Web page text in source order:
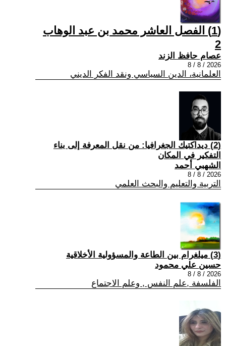
(1) الفصل العاشر محمد بن عبد الوهاب
2
عصام حافظ الزند
2026 / 8 / 8
العلمانية، الدين السياسي ونقد الفكر الديني
(2) ديداكتيك الجغرافيا: من نقل المعرفة إلى بناء
التفكير في المكان
الشهبي أحمد
2026 / 8 / 8
التربية والتعليم والبحث العلمي
(3) ميلغرام بين الطاعة والمسؤولية الأخلاقية
حسين علي محمود
2026 / 8 / 8
الفلسفة ,علم النفس , وعلم الاجتماع